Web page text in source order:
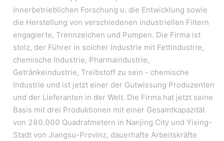
innerbetrieblichen Forschung u. die Entwicklung sowie
die Herstellung von verschiedenen industriellen Filtern
engagierte, Trennzeichen und Pumpen. Die Firma ist
stolz, der Führer in solcher Industrie mit Fettindustrie,
chemische Industrie, Pharmaindustrie,
Getränkeindustrie, Treibstoff zu sein - chemische
Industrie und ist jetzt einer der Gutwissung Produzenten
und der Lieferanten in der Welt. Die Firma hat jetzt seine
Basis mit drei Produktionen mit einer Gesamtkapazität
von 280.000 Quadratmetern in Nanjing City und Yixing-
Stadt von Jiangsu-Provinz, dauerhafte Arbeitskräfte